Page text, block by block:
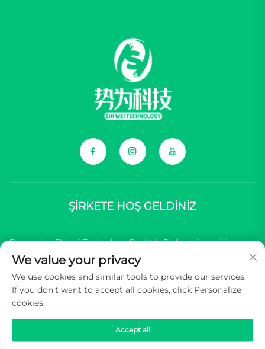
ŞİRKETE HOŞ GELDİNİZ
Chongqing Shiwei Technology Co., Ltd., Çinli yeni enerjili araç
(NEV) markaları için kapsamlı bileşenler sağlamada
uzmanlaşmıştır.
We value your privacy
We use cookies and similar tools to provide our services.
If you don't want to accept all cookies, click Personalize
cookies.
Accept all